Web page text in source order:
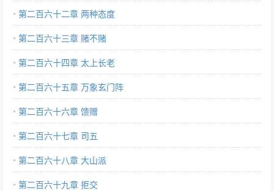
第二百六十二章 两种态度
第二百六十三章 赌不赌
第二百六十四章 太上长老
第二百六十五章 万象玄门阵
第二百六十六章 馈赠
第二百六十七章 司五
第二百六十八章 大山派
第二百六十九章 拒交